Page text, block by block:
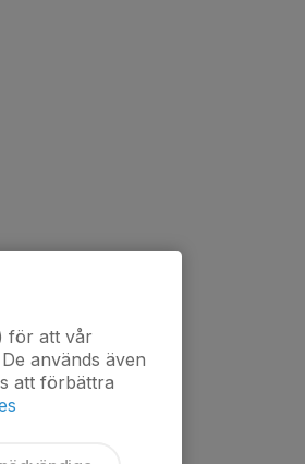
för att vår
används även
att förbättra